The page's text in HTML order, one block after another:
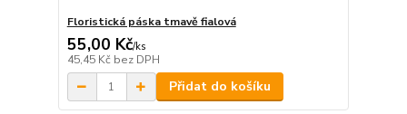
Floristická páska tmavě fialová
55,00 Kč/ks
45,45 Kč bez DPH
Přidat do košíku